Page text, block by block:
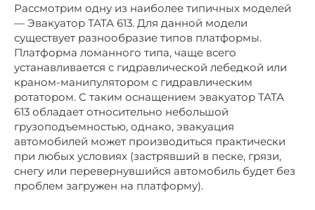
Рассмотрим одну из наиболее типичных моделей
— Эвакуатор ТАТА 613. Для данной модели
существует разнообразие типов платформы.
Платформа ломанного типа, чаще всего
устанавливается с гидравлической лебедкой или
краном-манипулятором с гидравлическим
ротатором. С таким оснащением эвакуатор ТАТА
613 обладает относительно небольшой
грузоподъемностью, однако, эвакуация
автомобилей может производиться практически
при любых условиях (застрявший в песке, грязи,
снегу или перевернувшийся автомобиль будет без
проблем загружен на платформу).